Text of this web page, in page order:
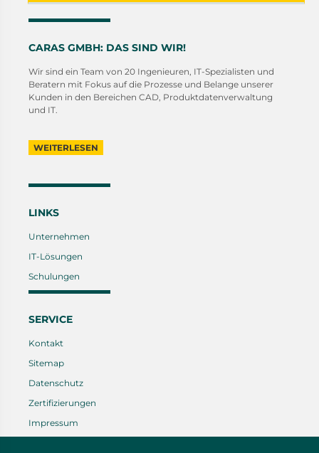
CARAS GMBH: DAS SIND WIR!
Wir sind ein Team von 20 Ingenieuren, IT-Spezialisten und
Beratern mit Fokus auf die Prozesse und Belange unserer
Kunden in den Bereichen CAD, Produktdatenverwaltung
und IT.
WEITERLESEN
LINKS
Unternehmen
IT-Lösungen
Schulungen
SERVICE
Kontakt
Sitemap
Datenschutz
Zertifizierungen
Impressum